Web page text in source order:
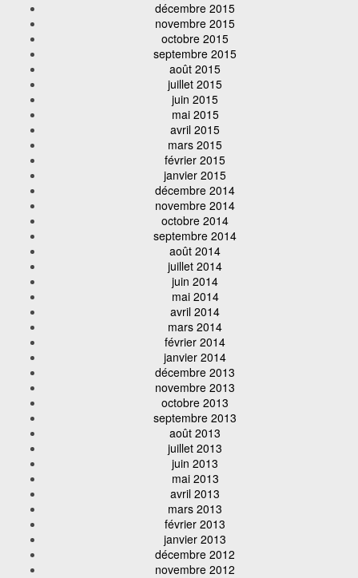
décembre 2015
novembre 2015
octobre 2015
septembre 2015
août 2015
juillet 2015
juin 2015
mai 2015
avril 2015
mars 2015
février 2015
janvier 2015
décembre 2014
novembre 2014
octobre 2014
septembre 2014
août 2014
juillet 2014
juin 2014
mai 2014
avril 2014
mars 2014
février 2014
janvier 2014
décembre 2013
novembre 2013
octobre 2013
septembre 2013
août 2013
juillet 2013
juin 2013
mai 2013
avril 2013
mars 2013
février 2013
janvier 2013
décembre 2012
novembre 2012